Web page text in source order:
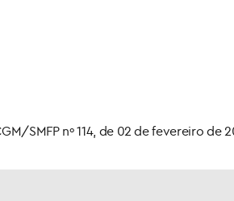
SMFP nº 114, de 02 de fevereiro de